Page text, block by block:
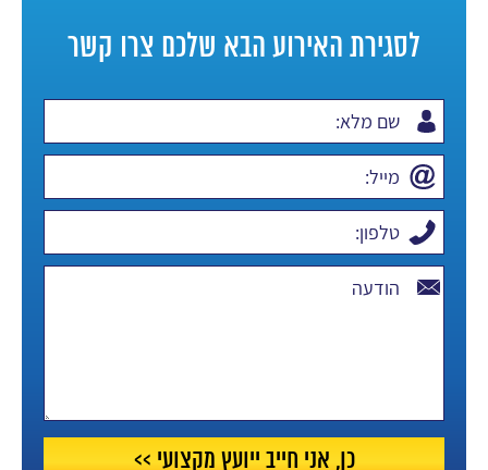
לסגירת האירוע הבא שלכם צרו קשר